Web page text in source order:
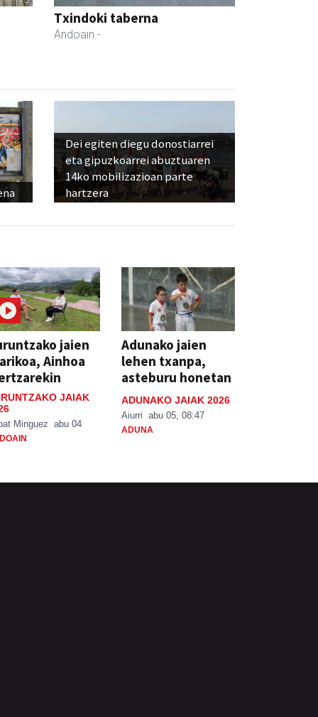
Txindoki taberna
Andoain -
Dei egiten diegu donostiarrei
eta gipuzkoarrei abuztuaren
14ko mobilizazioan parte
hartzera
jaien
Ainhoa
JAIAK
Minguez abu 04
Adunako jaien
lehen txanpa,
asteburu honetan
ADUNAKO JAIAK 2026
Aiurri abu 05, 08:47
ADUNA